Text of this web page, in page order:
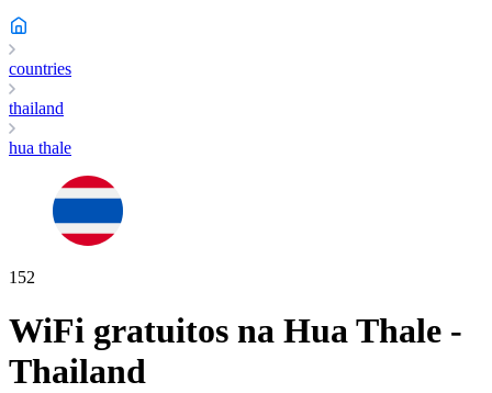
countries
thailand
hua thale
152
WiFi gratuitos na Hua Thale -
Thailand